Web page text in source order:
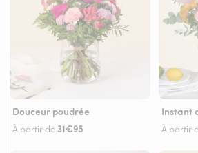
Douceur poudrée
À partir de 31€95
Instant
À partir